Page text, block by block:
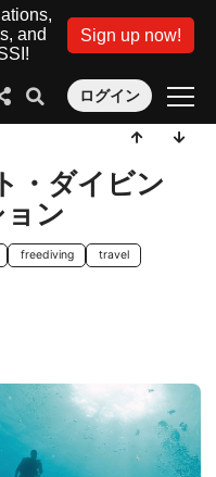
and
Sign up now!
ログイン
・ダイビン
ン
freediving
travel